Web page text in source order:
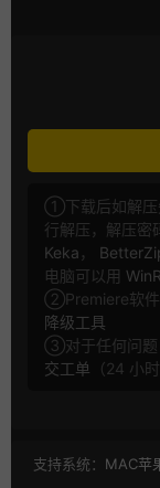
①下载后如解压
行解压，解压密
Keka ，
电脑可以用
②Premiere软件
降级工具
③对于任何问题
交工单 （24 小
支持系统： MAC苹